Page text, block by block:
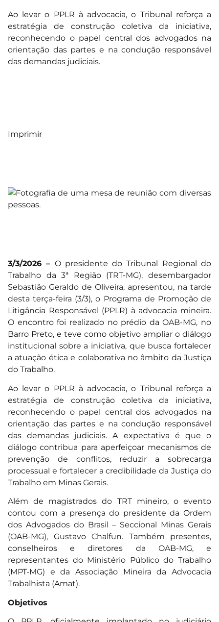
Ao levar o PPLR à advocacia, o Tribunal reforça a
estratégia de construção coletiva da iniciativa,
reconhecendo o papel central dos advogados na
orientação das partes e na condução responsável
das demandas judiciais.
Imprimir
3/3/2026 – O presidente do Tribunal Regional do
Trabalho da 3ª Região (TRT-MG), desembargador
Sebastião Geraldo de Oliveira, apresentou, na tarde
desta terça-feira (3/3), o Programa de Promoção de
Litigância Responsável (PPLR) à advocacia mineira.
O encontro foi realizado no prédio da OAB-MG, no
Barro Preto, e teve como objetivo ampliar o diálogo
institucional sobre a iniciativa, que busca fortalecer
a atuação ética e colaborativa no âmbito da Justiça
do Trabalho.
Ao levar o PPLR à advocacia, o Tribunal reforça a
estratégia de construção coletiva da iniciativa,
reconhecendo o papel central dos advogados na
orientação das partes e na condução responsável
das demandas judiciais. A expectativa é que o
diálogo contribua para aperfeiçoar mecanismos de
prevenção de conflitos, reduzir a sobrecarga
processual e fortalecer a credibilidade da Justiça do
Trabalho em Minas Gerais.
Além de magistrados do TRT mineiro, o evento
contou com a presença do presidente da Ordem
dos Advogados do Brasil – Seccional Minas Gerais
(OAB-MG), Gustavo Chalfun. Também presentes,
conselheiros e diretores da OAB-MG, e
representantes do Ministério Público do Trabalho
(MPT-MG) e da Associação Mineira da Advocacia
Trabalhista (Amat).
Objetivos